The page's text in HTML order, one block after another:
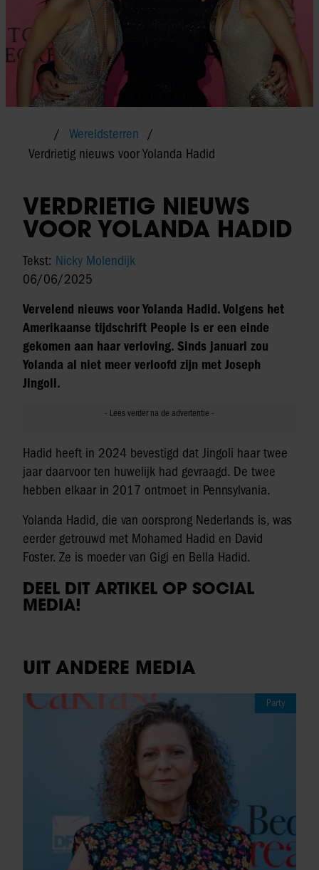
Wereldsterren
Verdrietig nieuws voor Yolanda Hadid
VERDRIETIG NIEUWS
VOOR YOLANDA HADID
Tekst: Nicky Molendijk
06/06/2025
Vervelend nieuws voor Yolanda Hadid. Volgens het
Amerikaanse tijdschrift People is er een einde
gekomen aan haar verloving. Sinds januari zou
Yolanda al niet meer verloofd zijn met Joseph
Jingoli.
Hadid heeft in 2024 bevestigd dat Jingoli haar twee
jaar daarvoor ten huwelijk had gevraagd. De twee
hebben elkaar in 2017 ontmoet in Pennsylvania.
Yolanda Hadid, die van oorsprong Nederlands is, was
eerder getrouwd met Mohamed Hadid en David
Foster. Ze is moeder van Gigi en Bella Hadid.
DEEL DIT ARTIKEL OP SOCIAL
MEDIA!
UIT ANDERE MEDIA
Party